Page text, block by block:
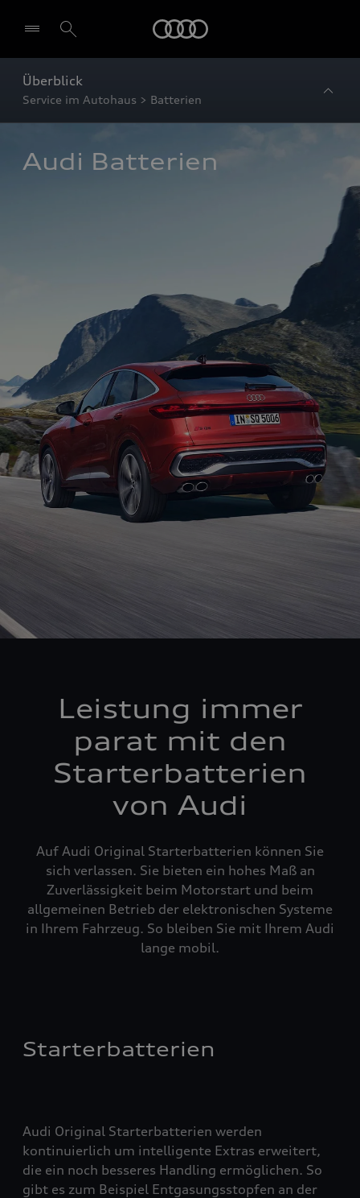
Überblick
Service im Autohaus > Batterien
Audi Batterien
Leistung immer
parat mit den
Starterbatterien
von Audi
Auf Audi Original Starterbatterien können Sie
sich verlassen. Sie bieten ein hohes Maß an
Zuverlässigkeit beim Motorstart und beim
allgemeinen Betrieb der elektronischen Systeme
in Ihrem Fahrzeug. So bleiben Sie mit Ihrem Audi
lange mobil.
Starterbatterien
Audi Original Starterbatterien werden
kontinuierlich um intelligente Extras erweitert,
die ein noch besseres Handling ermöglichen. So
gibt es zum Beispiel Entgasungsstopfen an der